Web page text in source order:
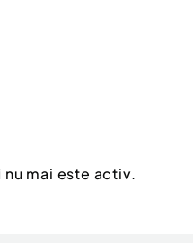
nu mai este activ.